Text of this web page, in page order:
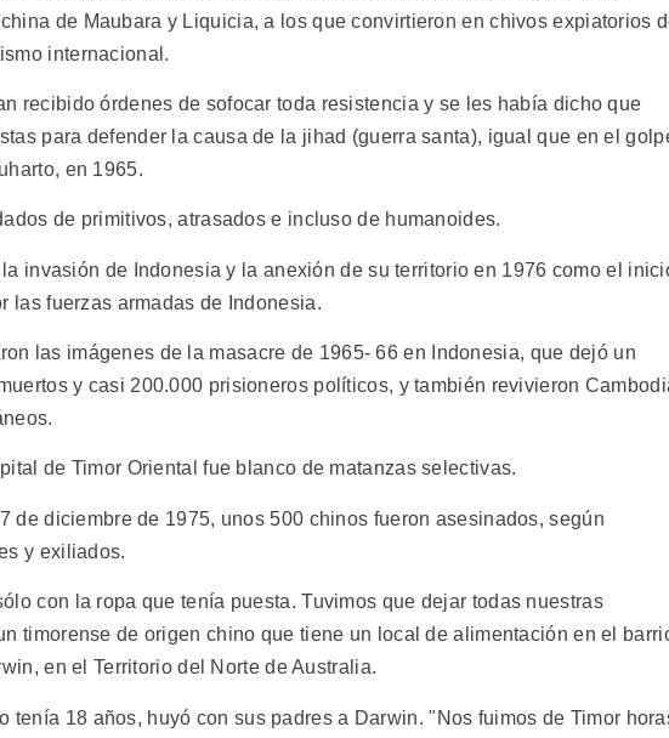
de Maubara y Liquicia, a los que convirtieron en chivos expiatorios
internacional.
recibido órdenes de sofocar toda resistencia y se les había dicho que
para defender la causa de la jihad (guerra santa), igual que en el
en 1965.
de primitivos, atrasados e incluso de humanoides.
invasión de Indonesia y la anexión de su territorio en 1976 como el
las fuerzas armadas de Indonesia.
las imágenes de la masacre de 1965- 66 en Indonesia, que dejó un
y casi 200.000 prisioneros políticos, y también revivieron
de Timor Oriental fue blanco de matanzas selectivas.
de diciembre de 1975, unos 500 chinos fueron asesinados, según
y exiliados.
con la ropa que tenía puesta. Tuvimos que dejar todas nuestras
timorense de origen chino que tiene un local de alimentación en el
en el Territorio del Norte de Australia.
tenía 18 años, huyó con sus padres a Darwin. "Nos fuimos de Timor